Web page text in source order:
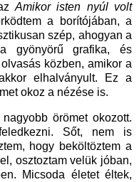
Amikor isten nyúl volt
a borítójában, a
szép, ahogyan a
gyönyörű grafika, és
közben, amikor a
elhalványult. Ez a
okoz a nézése is.
örömet okozott.
Sőt, nem is
hogy beköltöztem a
osztoztam velük jóban,
Micsoda életet éltek,